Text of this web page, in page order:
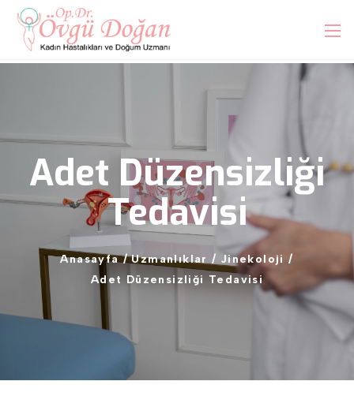
Adet Düzensizliği
Tedavisi
Anasayfa / Uzmanlıklar / Jinekoloji /
Adet Düzensizliği Tedavisi